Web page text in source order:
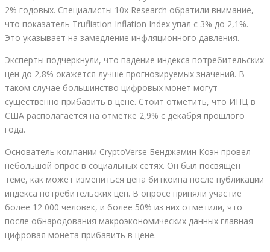
2% годовых. Специалисты 10x Research обратили внимание,
что показатель Trufliation Inflation Index упал с 3% до 2,1%.
Это указывает на замедление инфляционного давления.
Эксперты подчеркнули, что падение индекса потребительских
цен до 2,8% окажется лучше прогнозируемых значений. В
таком случае большинство цифровых монет могут
существенно прибавить в цене. Стоит отметить, что ИПЦ в
США располагается на отметке 2,9% с декабря прошлого
года.
Основатель компании CryptoVerse Бенджамин Коэн провел
небольшой опрос в социальных сетях. Он был посвящен
теме, как может измениться цена биткоина после публикации
индекса потребительских цен. В опросе приняли участие
более 12 000 человек, и более 50% из них отметили, что
после обнародования макроэкономических данных главная
цифровая монета прибавить в цене.